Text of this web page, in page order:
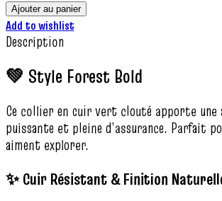
Ajouter au panier
Add to wishlist
Description
💚 Style Forest Bold
Ce collier en cuir vert clouté apporte une
puissante et pleine d’assurance. Parfait
aiment explorer.
✨ Cuir Résistant & Finition